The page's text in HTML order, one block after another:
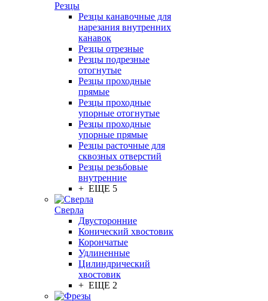
Резцы
Резцы канавочные для
нарезания внутренних
канавок
Резцы отрезные
Резцы подрезные
отогнутые
Резцы проходные
прямые
Резцы проходные
упорные отогнутые
Резцы проходные
упорные прямые
Резцы расточные для
сквозных отверстий
Резцы резьбовые
внутренние
+ ЕЩЕ 5
Сверла
Двусторонние
Конический хвостовик
Корончатые
Удлиненные
Цилиндрический
хвостовик
+ ЕЩЕ 2